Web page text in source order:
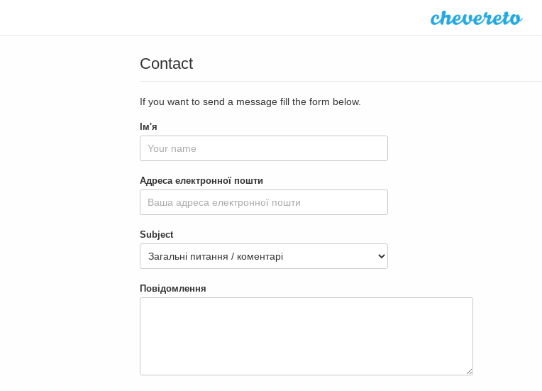
Contact
If you want to send a message fill the form below.
Ім'я
Адреса електронної пошти
Subject
Повідомлення